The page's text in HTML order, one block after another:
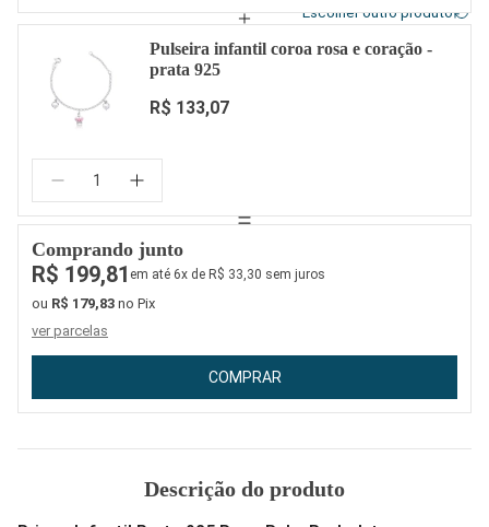
Pulseira infantil coroa rosa e coração -
prata 925
R$ 133,07
Quantidade:
Escolher outro produto
Comprando junto
R$ 199,81 em até 6x de R$ 33,30 sem juros
ou R$ 179,83 no Pix
ver parcelas
COMPRAR
Descrição do produto